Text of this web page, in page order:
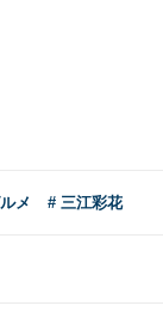
メ # 三江彩花